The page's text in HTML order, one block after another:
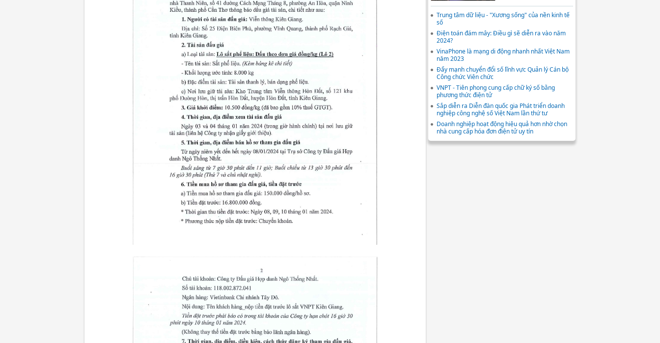
Trung tâm dữ liệu - "Xương sống" của nền kinh tế
số
Điện toán đám mây: Điều gì sẽ diễn ra vào năm
2024?
VinaPhone là mạng di động nhanh nhất Việt Nam
năm 2023
Đẩy mạnh chuyển đổi số lĩnh vực Quản lý Cán bộ
Công chức Viên chức
VNPT - Tiên phong cung cấp chữ ký số bằng
phương thức điện tử
Sắp diễn ra Diễn đàn quốc gia Phát triển doanh
nghiệp công nghệ số Việt Nam lần thứ tư
Doanh nghiệp hoạt động hiệu quả hơn nhờ chọn
nhà cung cấp hóa đơn điện tử uy tín